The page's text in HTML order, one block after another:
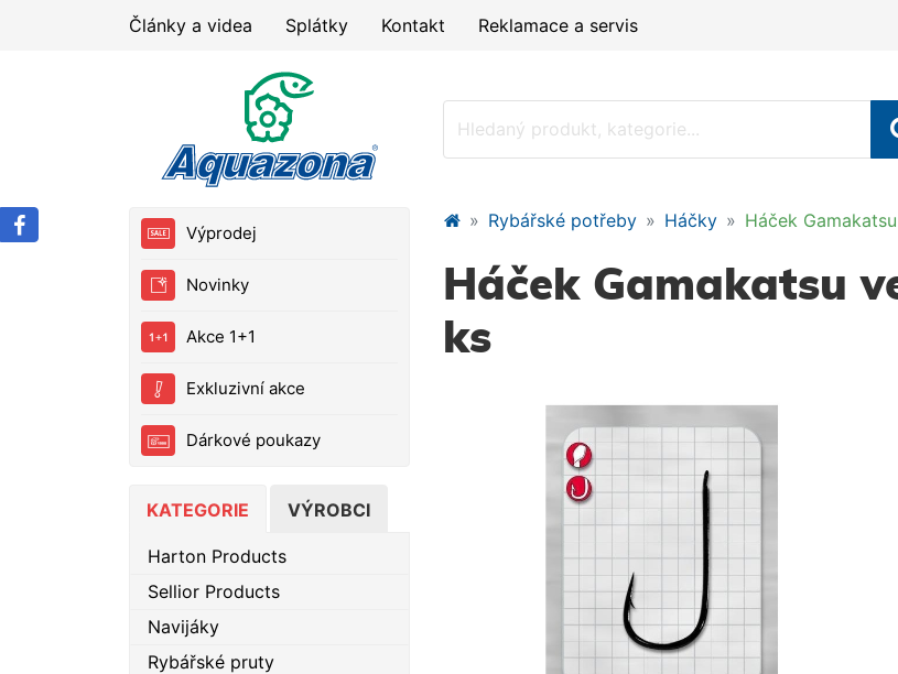
Články a videa Splátky Kontakt Reklamace a servis
Výprodej
Novinky
Akce 1+1
Exkluzivní akce
Dárkové poukazy
KATEGORIE VÝROBCI
Harton Products
Sellior Products
Navijáky
Rybářské pruty
Rybářské potřeby Háčky Háček
Háček Gamakatsu
ks